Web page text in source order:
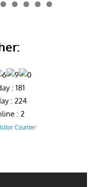
0 1 2
: 181
: 224
: 2
Counter